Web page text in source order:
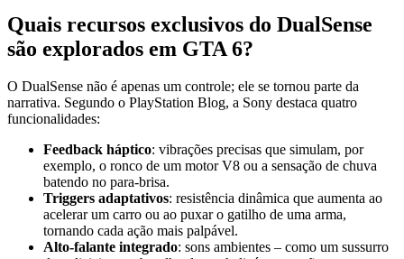
Quais recursos exclusivos do DualSense
são explorados em GTA 6?
O DualSense não é apenas um controle; ele se tornou parte da
narrativa. Segundo o PlayStation Blog, a Sony destaca quatro
funcionalidades:
Feedback háptico: vibrações precisas que simulam, por
exemplo, o ronco de um motor V8 ou a sensação de chuva
batendo no para-brisa.
Triggers adaptativos: resistência dinâmica que aumenta ao
acelerar um carro ou ao puxar o gatilho de uma arma,
tornando cada ação mais palpável.
Alto-falante integrado: sons ambientes – como um sussurro